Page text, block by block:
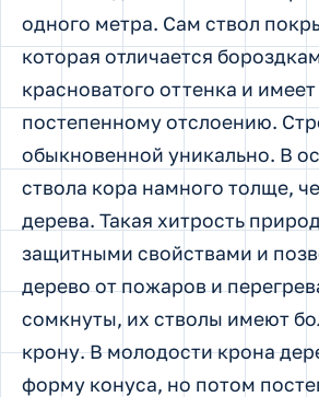
одного метра. Сам ствол
которая отличается
красноватого оттенка и
постепенному отслоению.
обыкновенной уникально. В
ствола кора намного толще,
дерева. Такая хитрость
защитными свойствами и
дерево от пожаров и
сомкнуты, их стволы имеют
крону. В молодости крона
форму конуса, но потом